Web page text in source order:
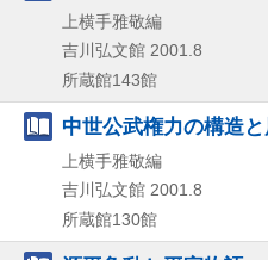
上横手雅敬編
吉川弘文館 2001.8
所蔵館143館
中世公武権力の構造と
上横手雅敬編
吉川弘文館 2001.8
所蔵館130館